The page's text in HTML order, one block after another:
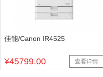
佳能/Canon IR4525
¥45799.00 查看详情